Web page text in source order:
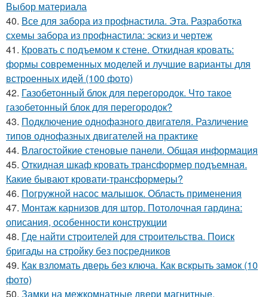
Выбор материала
40. Все для забора из профнастила. Эта. Разработка
схемы забора из профнастила: эскиз и чертеж
41. Кровать с подъемом к стене. Откидная кровать:
формы современных моделей и лучшие варианты для
встроенных идей (100 фото)
42. Газобетонный блок для перегородок. Что такое
газобетонный блок для перегородок?
43. Подключение однофазного двигателя. Различение
типов однофазных двигателей на практике
44. Влагостойкие стеновые панели. Общая информация
45. Откидная шкаф кровать трансформер подъемная.
Какие бывают кровати-трансформеры?
46. Погружной насос малышок. Область применения
47. Монтаж карнизов для штор. Потолочная гардина:
описания, особенности конструкции
48. Где найти строителей для строительства. Поиск
бригады на стройку без посредников
49. Как взломать дверь без ключа. Как вскрыть замок (10
фото)
50. Замки на межкомнатные двери магнитные.